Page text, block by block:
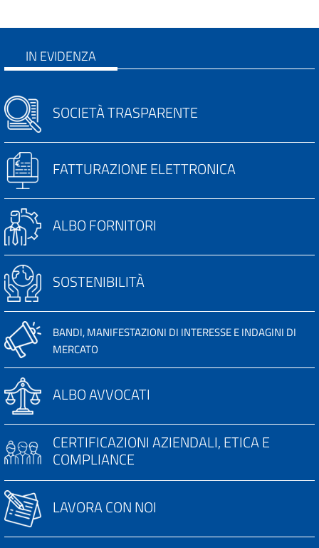
IN EVIDENZA
SOCIETÀ TRASPARENTE
FATTURAZIONE ELETTRONICA
ALBO FORNITORI
SOSTENIBILITÀ
BANDI, MANIFESTAZIONI DI INTERESSE E INDAGINI DI
MERCATO
ALBO AVVOCATI
CERTIFICAZIONI AZIENDALI, ETICA E
COMPLIANCE
LAVORA CON NOI